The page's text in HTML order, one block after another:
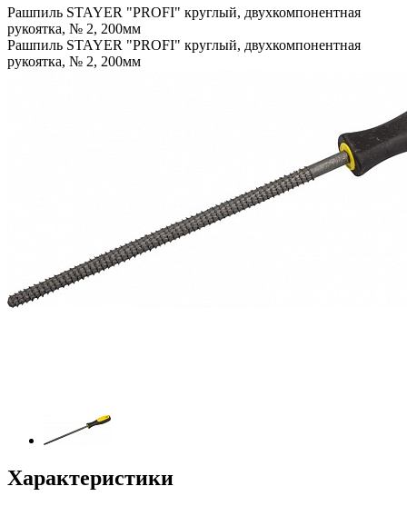
Рашпиль STAYER "PROFI" круглый, двухкомпонентная
рукоятка, № 2, 200мм
Рашпиль STAYER "PROFI" круглый, двухкомпонентная
рукоятка, № 2, 200мм
Характеристики